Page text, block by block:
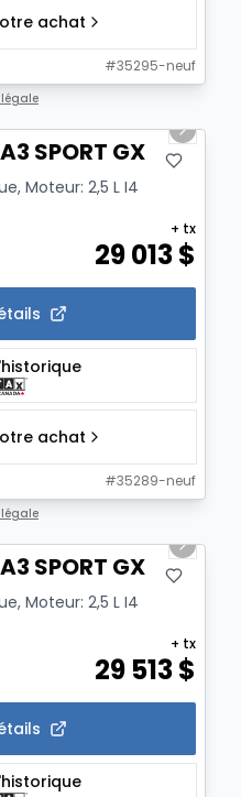
achat
#35295-neuf
Next
SPORT GX
Moteur: 2,5 L I4
29 013$
+ tx
achat
#35289-neuf
Next
SPORT GX
Moteur: 2,5 L I4
29 513$
+ tx